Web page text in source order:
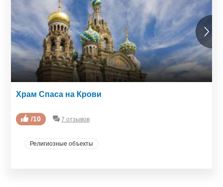
Храм Спаса на Крови
/10 7 отзывов
Религиозные объекты